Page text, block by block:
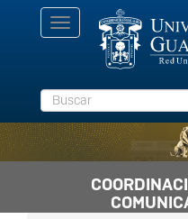
Toggle
navigation
Buscar